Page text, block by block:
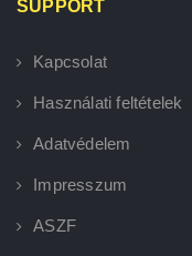
SUPPORT
Kapcsolat
Használati feltételek
Adatvédelem
Impresszum
ASZF